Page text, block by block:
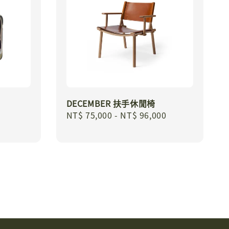
DECEMBER 扶手休閒椅
Regular
NT$ 75,000 - NT$ 96,000